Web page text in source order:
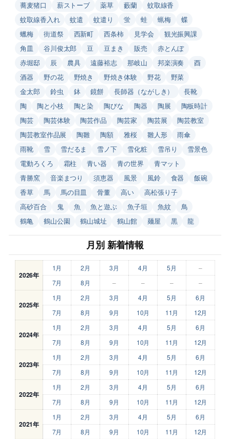
蕎麦猪口
薪ストーブ 薬草 藪蘭
蚊取線香
蚊取線香入れ
蚊遣 蚊遣り 蛍 蛙 蝋梅
蝶
蠟梅
街道祭 西新町 西条柿 見学会
観光振興課
角皿
谷川俊太郎 豆 豆まき 販売
赤とんぼ
赤堀邸
辰 農具 遠藤裕志 那岐山 邦楽演奏
酉
酒器
野の花 野焼き 野焼き体験 野花
野菜
金太郎
鈴虫 鉢 鏡餅 長師器（ながしき）
長靴
陶
陶と小枝 陶と染 陶びな 陶器 陶展
陶板時計
陶芸
陶芸体験 陶芸作品 陶芸家 陶芸展
陶芸教室
陶芸教室作品展
陶雛 陶額 雅桜 雛人形
雨傘
雨靴
雪 雪だるま 雪ノ下 雪化粧 雪吊り
雪景色
電動ろくろ
霜柱 青い器 青の世界
青マット
青勝窯
音楽まつり 須恵器 風景 風鈴 食器
飯碗
香草
馬 馬の目皿 骨董 高い
高松張り子
高砂百合
鬼 魚 魚と遊ぶ 魚子垣 魚紋
鳥
鶴亀
鶴山公園 鶴山城址 鶴山館 麺屋 黒 龍
月別 新着情報
2026年
1月 2月 3月 4月 5月
–
7月
8月 – – – –
2025年
1月 2月 3月 4月 5月
6月
7月
8月 9月 10月 11月 12月
2024年
1月 2月 3月 4月 5月
6月
7月
8月 9月 10月 11月 12月
2023年
1月 2月 3月 4月 5月
6月
7月
8月 9月 10月 11月 12月
2022年
1月 2月 3月 4月 5月
6月
7月
8月 9月 10月 11月 12月
2021年
1月 2月 3月 4月 5月
6月
7月
8月 9月 10月 11月 12月